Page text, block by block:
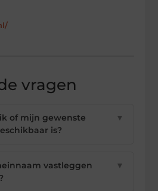
vragen
of mijn gewenste
is?
▼
vastleggen
▼